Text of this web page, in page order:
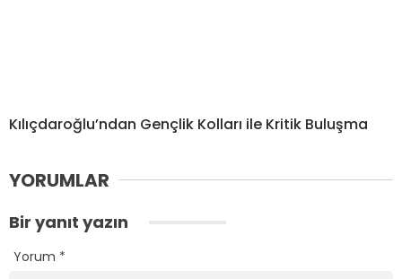
Kılıçdaroğlu’ndan Gençlik Kolları ile Kritik Buluşma
YORUMLAR
Bir yanıt yazın
Yorum *